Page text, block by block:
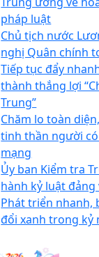
pháp luật
Chủ tịch nước
nghị Quân chính
Tiếp tục đẩy
thành thắng lợi
Trung”
Chăm lo toàn
tinh thần người
mạng
Ủy ban Kiểm tra
hành kỷ luật đảng
Phát triển nhanh,
đổi xanh trong kỷ